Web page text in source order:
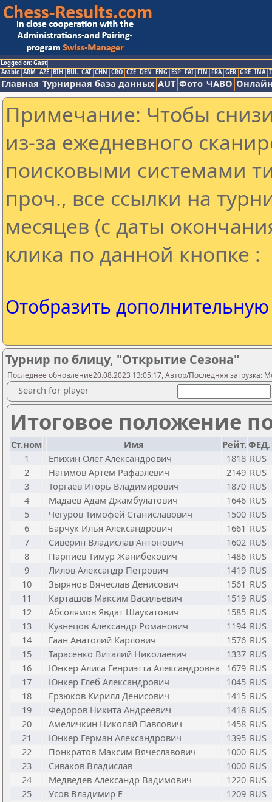
Logged on: Gast
Arabic ARM AZE BIH BUL CAT CHN CRO CZE DEN ENG ESP FAI FIN FRA GER GRE INA
Главная Турнирная база данных AUT Фото ЧАВО
Примечание: Чтобы
из-за ежедневного
поисковыми системами
проч., все ссылки на
месяцев (с даты
клика по данной кнопке :
Отобразить
Турнир по блицу, "Открытие Сезона"
Последнее обновление20.08.2023 13:05:17, Автор/Последняя загрузка:
Search for player
Итоговое положение
Ст.ном Имя Рейт.ФЕД.
1
Епихин Олег Александрович 1818 RUS
2
Нагимов Артем Рафаэлевич 2149 RUS
3
Торгаев Игорь Владимирович 1870 RUS
4
Мадаев Адам Джамбулатович 1646 RUS
5
Чегуров Тимофей Станиславович 1500 RUS
6
Барчук Илья Александрович 1661 RUS
7
Сиверин Владислав Антонович 1602 RUS
8
Парпиев Тимур Жанибекович 1486 RUS
9
Лилов Александр Петрович 1419 RUS
10
Зырянов Вячеслав Денисович 1561 RUS
11
Карташов Максим Васильевич 1519 RUS
12
Абсолямов Явдат Шаукатович 1585 RUS
13
Кузнецов Александр Романович 1194 RUS
14
Гаан Анатолий Карлович 1576 RUS
15
Тарасенко Виталий Николаевич 1337 RUS
16
Юнкер Алиса Генриэтта Александровна 1679 RUS
17
Юнкер Глеб Александрович 1045 RUS
18
Ерзюков Кирилл Денисович 1415 RUS
19
Федоров Никита Андреевич 1418 RUS
20
Амеличкин Николай Павлович 1458 RUS
21
Юнкер Герман Александрович 1395 RUS
22
Понкратов Максим Вячеславович 1000 RUS
23
Сиваков Владислав 1000 RUS
24
Медведев Александр Вадимович 1220 RUS
25
Усов Владимир Е 1209 RUS